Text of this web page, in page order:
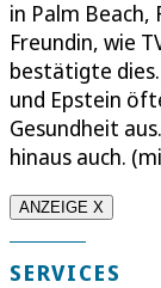
in Palm
Freundin, wie
bestätigte
und Epstein
Gesundheit
hinaus auch.
ANZEIGE X
SERVICES